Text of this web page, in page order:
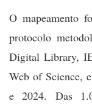
O mapeamento
protocolo
Digital Library,
Web of Science,
e 2024. Das